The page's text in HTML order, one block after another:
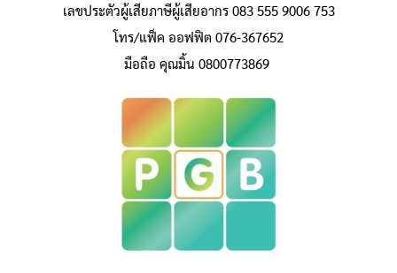
เลขประตัวผู้เสียภาษีผู้เสียอากร 083 555 9006 753
โทร/แฟ็ค ออฟฟิต 076-367652
มือถือ คุณมิ้น 0800773869